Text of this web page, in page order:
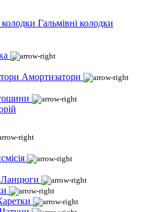
Гальмівні колодки
Амортизатори
Ланцюги